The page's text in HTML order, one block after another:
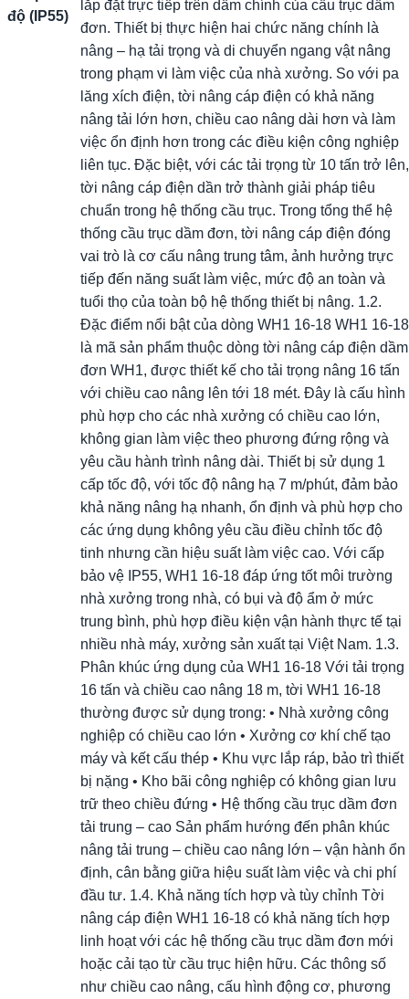
độ (IP55)
lắp đặt trực tiếp trên dầm chính của cầu trục dầm
đơn. Thiết bị thực hiện hai chức năng chính là
nâng – hạ tải trọng và di chuyển ngang vật nâng
trong phạm vi làm việc của nhà xưởng. So với pa
lăng xích điện, tời nâng cáp điện có khả năng
nâng tải lớn hơn, chiều cao nâng dài hơn và làm
việc ổn định hơn trong các điều kiện công nghiệp
liên tục. Đặc biệt, với các tải trọng từ 10 tấn trở lên,
tời nâng cáp điện dần trở thành giải pháp tiêu
chuẩn trong hệ thống cầu trục. Trong tổng thể hệ
thống cầu trục dầm đơn, tời nâng cáp điện đóng
vai trò là cơ cấu nâng trung tâm, ảnh hưởng trực
tiếp đến năng suất làm việc, mức độ an toàn và
tuổi thọ của toàn bộ hệ thống thiết bị nâng. 1.2.
Đặc điểm nổi bật của dòng WH1 16-18 WH1 16-18
là mã sản phẩm thuộc dòng tời nâng cáp điện dầm
đơn WH1, được thiết kế cho tải trọng nâng 16 tấn
với chiều cao nâng lên tới 18 mét. Đây là cấu hình
phù hợp cho các nhà xưởng có chiều cao lớn,
không gian làm việc theo phương đứng rộng và
yêu cầu hành trình nâng dài. Thiết bị sử dụng 1
cấp tốc độ, với tốc độ nâng hạ 7 m/phút, đảm bảo
khả năng nâng hạ nhanh, ổn định và phù hợp cho
các ứng dụng không yêu cầu điều chỉnh tốc độ
tinh nhưng cần hiệu suất làm việc cao. Với cấp
bảo vệ IP55, WH1 16-18 đáp ứng tốt môi trường
nhà xưởng trong nhà, có bụi và độ ẩm ở mức
trung bình, phù hợp điều kiện vận hành thực tế tại
nhiều nhà máy, xưởng sản xuất tại Việt Nam. 1.3.
Phân khúc ứng dụng của WH1 16-18 Với tải trọng
16 tấn và chiều cao nâng 18 m, tời WH1 16-18
thường được sử dụng trong: • Nhà xưởng công
nghiệp có chiều cao lớn • Xưởng cơ khí chế tạo
máy và kết cấu thép • Khu vực lắp ráp, bảo trì thiết
bị nặng • Kho bãi công nghiệp có không gian lưu
trữ theo chiều đứng • Hệ thống cầu trục dầm đơn
tải trung – cao Sản phẩm hướng đến phân khúc
nâng tải trung – chiều cao nâng lớn – vận hành ổn
định, cân bằng giữa hiệu suất làm việc và chi phí
đầu tư. 1.4. Khả năng tích hợp và tùy chỉnh Tời
nâng cáp điện WH1 16-18 có khả năng tích hợp
linh hoạt với các hệ thống cầu trục dầm đơn mới
hoặc cải tạo từ cầu trục hiện hữu. Các thông số
như chiều cao nâng, cấu hình động cơ, phương